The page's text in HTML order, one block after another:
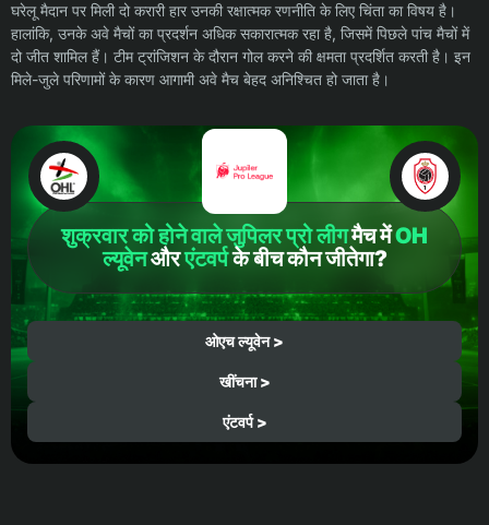
घरेलू मैदान पर मिली दो करारी हार उनकी रक्षात्मक रणनीति के लिए चिंता का विषय है।
हालांकि, उनके अवे मैचों का प्रदर्शन अधिक सकारात्मक रहा है, जिसमें पिछले पांच मैचों में
दो जीत शामिल हैं। टीम ट्रांजिशन के दौरान गोल करने की क्षमता प्रदर्शित करती है। इन
मिले-जुले परिणामों के कारण आगामी अवे मैच बेहद अनिश्चित हो जाता है।
शुक्रवार को होने वाले जुपिलर प्रो लीगमैच मेंOH
ल्यूवेनऔरएंटवर्पके बीच कौन जीतेगा?
ओएच ल्यूवेन >
खींचना >
एंटवर्प >